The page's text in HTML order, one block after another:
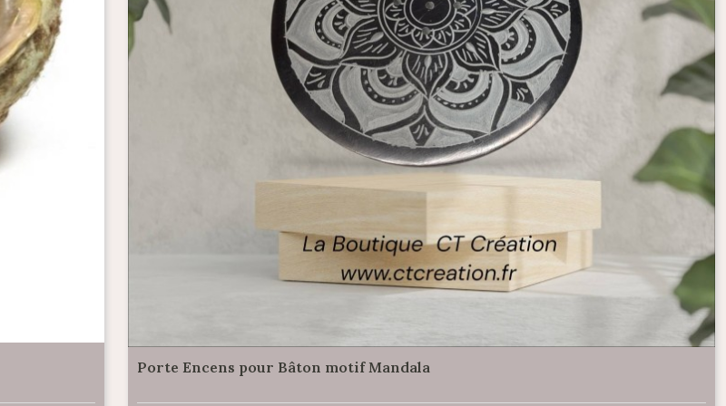
Porte Encens pour Bâton motif Mandala